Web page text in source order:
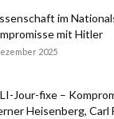
im
mit Hitler
2025
Jour-fixe –
Heisenberg, Carl